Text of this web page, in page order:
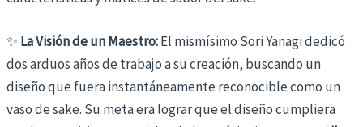
✨ La Visión de un Maestro:El mismísimo Sori Yanagi dedicó
dos arduos años de trabajo a su creación, buscando un
diseño que fuera instantáneamente reconocible como un
vaso de sake. Su meta era lograr que el diseño cumpliera